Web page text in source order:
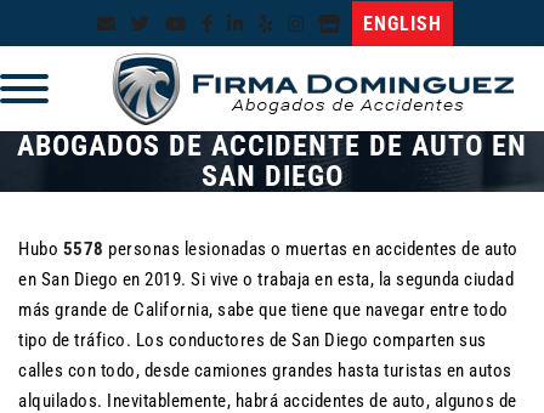
ENGLISH
ABOGADOS DE ACCIDENTE DE AUTO EN
SAN DIEGO
Hubo 5578 personas lesionadas o muertas en accidentes de auto
en San Diego en 2019. Si vive o trabaja en esta, la segunda ciudad
más grande de California, sabe que tiene que navegar entre todo
tipo de tráfico. Los conductores de San Diego comparten sus
calles con todo, desde camiones grandes hasta turistas en autos
alquilados. Inevitablemente, habrá accidentes de auto, algunos de